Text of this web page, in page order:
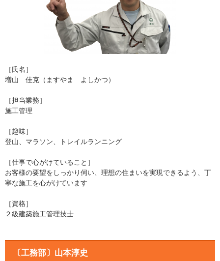
［氏名］
増山 佳克（ますやま よしかつ）
［担当業務］
施工管理
［趣味］
登山、マラソン、トレイルランニング
［仕事で心がけていること］
お客様の要望をしっかり伺い、理想の住まいを実現できるよう、丁
寧な施工を心がけています
［資格］
２級建築施工管理技士
〔工務部〕山本淳史